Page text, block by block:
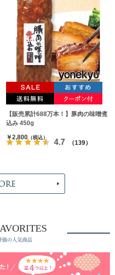
【販売累計688万本！】豚肉の味噌煮
込み 450g
4.7 （139）
￥2,800（税込）
価の人気商品